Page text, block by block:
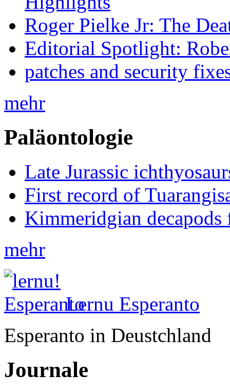
Roger Pielke Jr: The
Editorial Spotlight:
patches and security
mehr
Paläontologie
Late Jurassic
First record of
Kimmeridgian
mehr
Lernu Esperanto
Esperanto in Deustchland
Journale